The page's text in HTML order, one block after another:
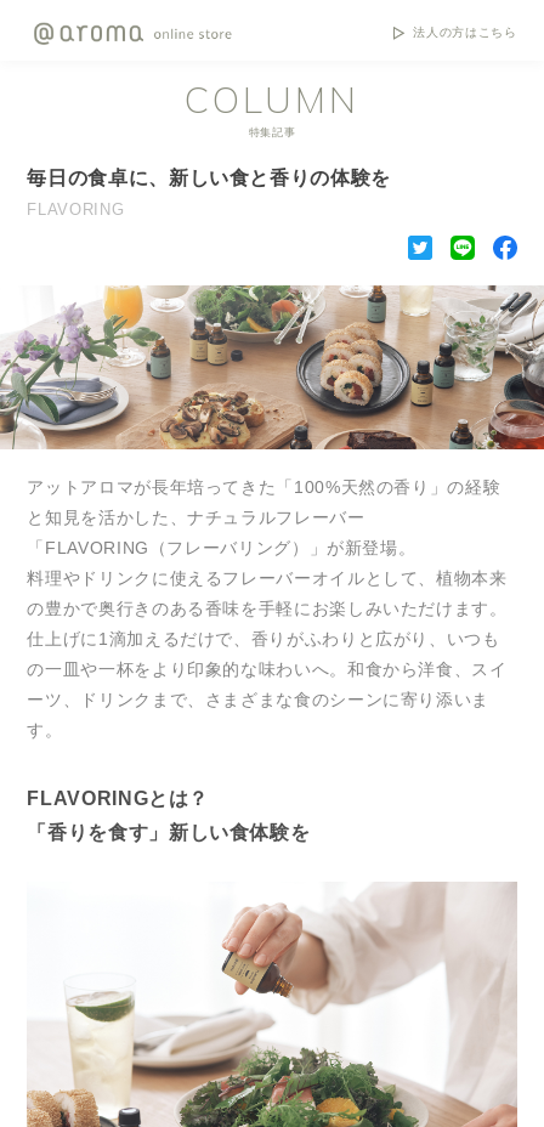
法人の方はこちら
COLUMN
特集記事
毎日の食卓に、新しい食と香りの体験を
FLAVORING
アットアロマが長年培ってきた「100%天然の香り」の経験
と知見を活かした、ナチュラルフレーバー
「FLAVORING（フレーバリング）」が新登場。
料理やドリンクに使えるフレーバーオイルとして、植物本来
の豊かで奥行きのある香味を手軽にお楽しみいただけます。
仕上げに1滴加えるだけで、香りがふわりと広がり、いつも
の一皿や一杯をより印象的な味わいへ。和食から洋食、スイ
ーツ、ドリンクまで、さまざまな食のシーンに寄り添いま
す。
FLAVORINGとは？
「香りを食す」新しい食体験を